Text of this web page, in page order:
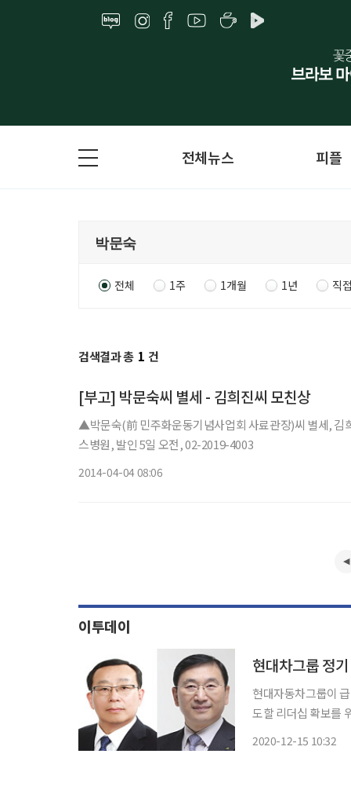
전체뉴스 피플
전체 1주 1개월 1년 직
검색결과 총 1 건
[부고] 박문숙씨 별세 - 김희진씨 모친상
▲박문숙(前 민주화운동기념사업회 사료관장)씨 별세, 김
스병원, 발인 5일 오전, 02-2019-4003
2014-04-04 08:06
이투데이
현대차그룹 정
현대자동차그룹이
도할 리더십 확보를 위한
2020-12-15 10:32